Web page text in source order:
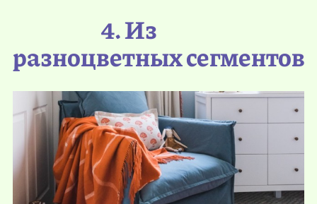
4. Из
разноцветных сегментов